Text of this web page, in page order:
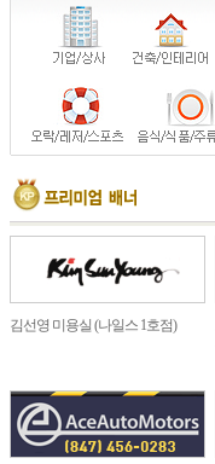
김선영 미용실 (나일스 1호점)